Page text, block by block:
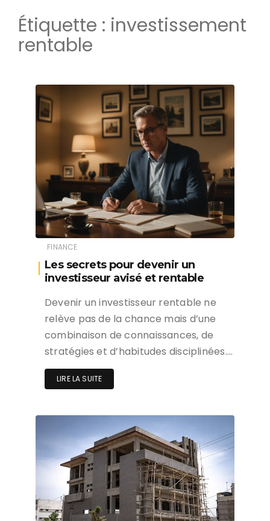
Étiquette : investissement
rentable
FINANCE
Les secrets pour devenir un
investisseur avisé et rentable
Devenir un investisseur rentable ne
relève pas de la chance mais d’une
combinaison de connaissances, de
stratégies et d’habitudes disciplinées….
LIRE LA SUITE